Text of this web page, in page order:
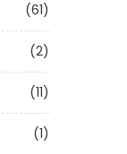
(61)
(2)
(11)
(1)